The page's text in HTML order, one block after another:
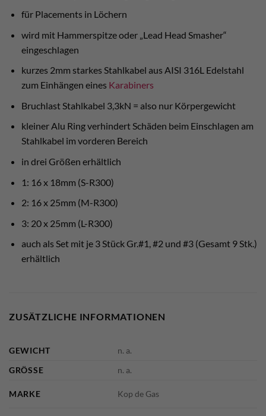
für Placements in Löchern
wird mit Hammerspitze oder „Lead Head Smasher“
eingeschlagen
kurzes 2mm starkes Stahlkabel aus AISI 316L Edelstahl
zum Einhängen eines Karabiners
Bruchlast Stahlkabel 3,3kN = also nur Körpergewicht
kleiner Alu Ring verhindert Schäden beim Einschlagen am
Stahlkabel im vorderen Bereich
in drei Größen erhältlich
1: 16 x 18mm (S-R300)
2: 16 x 25mm (M-R300)
3: 20 x 25mm (L-R300)
auch als Set mit je 3 Stück Gr.#1, #2 und #3 (Gesamt 9 Stk.)
erhältlich
ZUSÄTZLICHE INFORMATIONEN
GEWICHT
n. a.
GRÖSSE
n. a.
MARKE Kop de Gas